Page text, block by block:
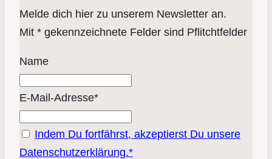
Melde dich hier zu unserem Newsletter an.
Mit * gekennzeichnete Felder sind Pflitchtfelder
Name
E-Mail-Adresse*
Indem Du fortfährst, akzeptierst Du unsere
Datenschutzerklärung.*